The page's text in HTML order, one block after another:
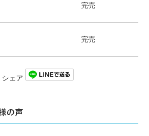
完売
完売
シェア